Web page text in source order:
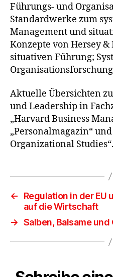
Führungs- und
Standardwerke zum
Management und
Konzepte von Hersey
situativen Führung;
Aktuelle Übersichten
und Leadership in
„Harvard Business
„Personalmagazin“
Organizational Studies“.
←
Regulation in der EU
auf die Wirtschaft
→ Salben, Balsame und